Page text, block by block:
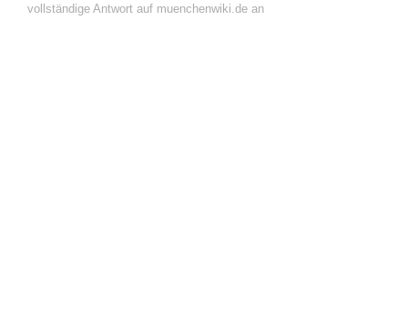
vollständige Antwort auf muenchenwiki.de an